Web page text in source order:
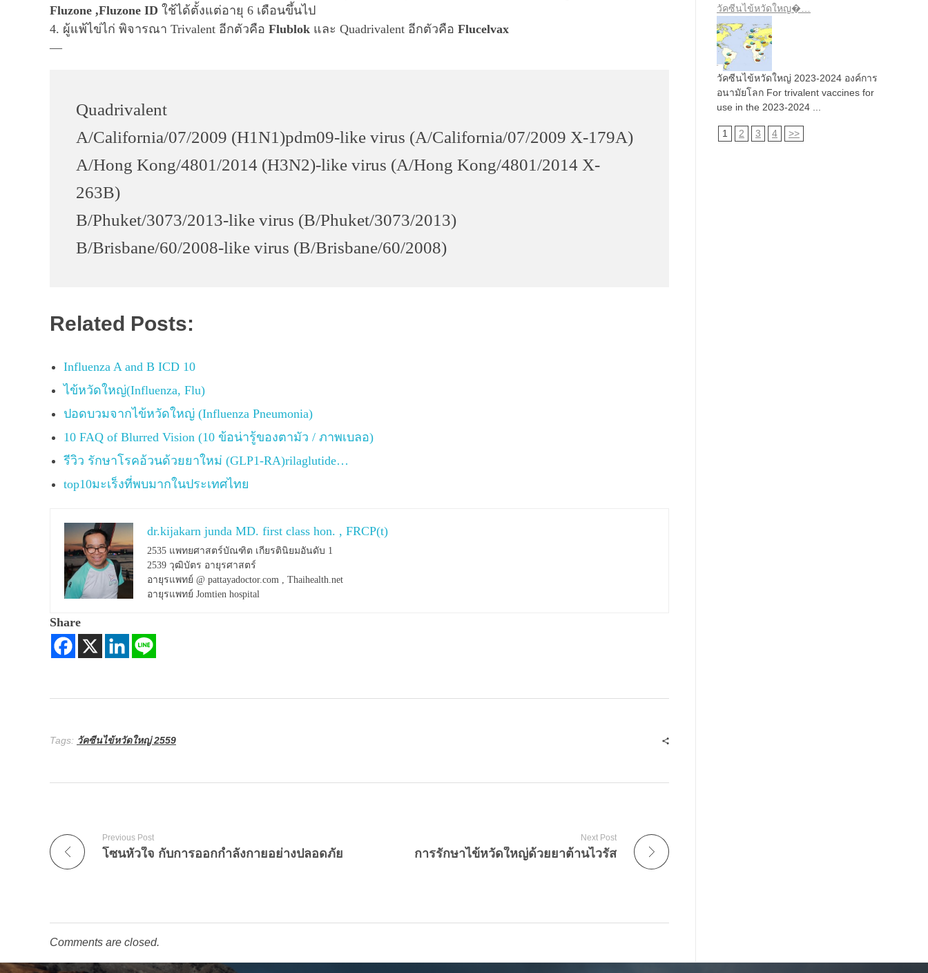
Fluzone ,Fluzone ID ใช้ได้ตั้งแต่อายุ 6 เดือนขึ้นไป
4. ผู้แพ้ไข่ไก่ พิจารณา Trivalent อีกตัวคือ Flublok และ Quadrivalent อีกตัวคือ Flucelvax
—
Quadrivalent
A/California/07/2009 (H1N1)pdm09-like virus (A/California/07/2009 X-179A)
A/Hong Kong/4801/2014 (H3N2)-like virus (A/Hong Kong/4801/2014 X-
263B)
B/Phuket/3073/2013-like virus (B/Phuket/3073/2013)
B/Brisbane/60/2008-like virus (B/Brisbane/60/2008)
Related Posts:
Influenza A and B ICD 10
ไข้หวัดใหญ่(Influenza, Flu)
ปอดบวมจากไข้หวัดใหญ่ (Influenza Pneumonia)
10 FAQ of Blurred Vision (10 ข้อน่ารู้ของตามัว / ภาพเบลอ)
รีวิว รักษาโรคอ้วนด้วยยาใหม่ (GLP1-RA)rilaglutide…
top10มะเร็งที่พบมากในประเทศไทย
dr.kijakarn junda MD. first class hon. , FRCP(t)
2535 แพทยศาสตร์บัณฑิต เกียรตินิยมอันดับ 1
2539 วุฒิบัตร อายุรศาสตร์
อายุรแพทย์ @ pattayadoctor.com , Thaihealth.net
อายุรแพทย์ Jomtien hospital
Share
Tags: วัคซีนไข้หวัดใหญ่ 2559
Previous Post
โซนหัวใจ กับการออกกำลังกายอย่างปลอดภัย
Next Post
การรักษาไข้หวัดใหญ่ด้วยยาต้านไวรัส
Comments are closed.
วัคซีนไข้หวัดใหญ�…
วัคซีนไข้หวัดใหญ่ 2023-2024 องค์การ
อนามัยโลก For trivalent vaccines for
use in the 2023-2024 ...
1 2 3 4 >>